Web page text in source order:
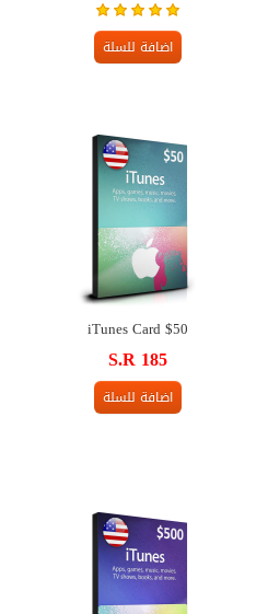
اضافة للسلة
iTunes Card $50
S.R 185
اضافة للسلة